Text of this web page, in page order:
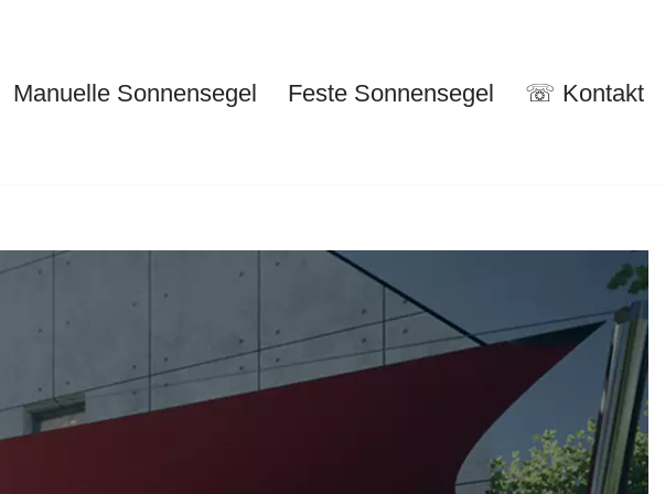
Manuelle Sonnensegel Feste Sonnensegel ☏ Kontakt